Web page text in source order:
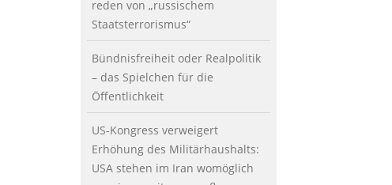
reden von „russischem
Staatsterrorismus“
Bündnisfreiheit oder Realpolitik
– das Spielchen für die
Öffentlichkeit
US-Kongress verweigert
Erhöhung des Militärhaushalts:
USA stehen im Iran womöglich